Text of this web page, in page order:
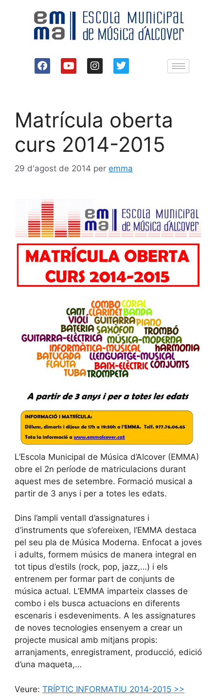
Matrícula oberta
curs 2014-2015
29 d'agost de 2014 per emma
L’Escola Municipal de Música d’Alcover (EMMA)
obre el 2n període de matriculacions durant
aquest mes de setembre. Formació musical a
partir de 3 anys i per a totes les edats.
Dins l’ampli ventall d’assignatures i
d’instruments que s’ofereixen, l’EMMA destaca
pel seu pla de Música Moderna. Enfocat a joves
i adults, formem músics de manera integral en
tot tipus d’estils (rock, pop, jazz,…) i els
entrenem per formar part de conjunts de
música actual. L’EMMA imparteix classes de
combo i els busca actuacions en diferents
escenaris i esdeveniments. A les assignatures
de noves tecnologies ensenyem a crear un
projecte musical amb mitjans propis:
arranjaments, enregistrament, producció, edició
d’una maqueta,…
Veure: TRÍPTIC INFORMATIU 2014-2015 >>